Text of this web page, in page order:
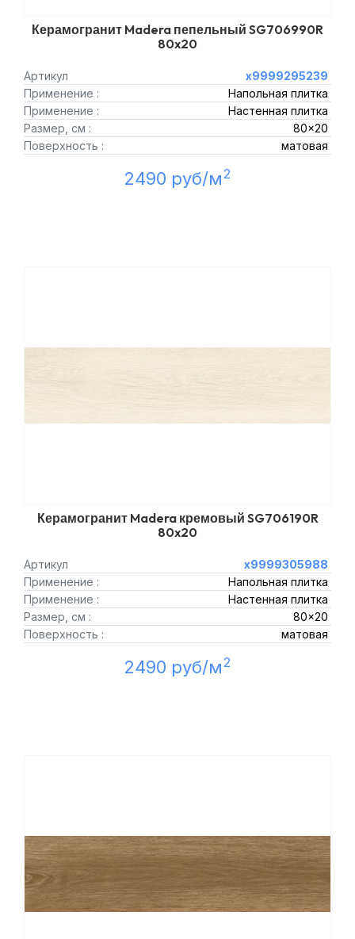
Керамогранит Madera пепельный SG706990R
80x20
Артикул
х9999295239
Применение :
Напольная плитка
Применение :
Настенная плитка
Размер, см :
80x20
Поверхность :
матовая
2490 руб/м2
Керамогранит Madera кремовый SG706190R
80x20
Артикул
х9999305988
Применение :
Напольная плитка
Применение :
Настенная плитка
Размер, см :
80x20
Поверхность :
матовая
2490 руб/м2